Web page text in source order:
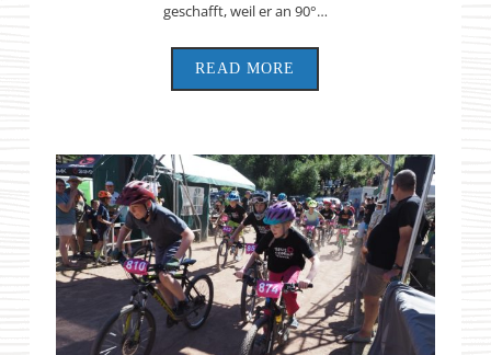
geschafft, weil er an 90°…
READ MORE